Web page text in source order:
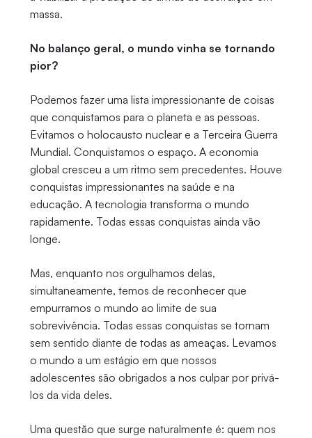
massa.
No balanço geral, o mundo vinha se tornando
pior?
Podemos fazer uma lista impressionante de coisas
que conquistamos para o planeta e as pessoas.
Evitamos o holocausto nuclear e a Terceira Guerra
Mundial. Conquistamos o espaço. A economia
global cresceu a um ritmo sem precedentes. Houve
conquistas impressionantes na saúde e na
educação. A tecnologia transforma o mundo
rapidamente. Todas essas conquistas ainda vão
longe.
Mas, enquanto nos orgulhamos delas,
simultaneamente, temos de reconhecer que
empurramos o mundo ao limite de sua
sobrevivência. Todas essas conquistas se tornam
sem sentido diante de todas as ameaças. Levamos
o mundo a um estágio em que nossos
adolescentes são obrigados a nos culpar por privá-
los da vida deles.
Uma questão que surge naturalmente é: quem nos